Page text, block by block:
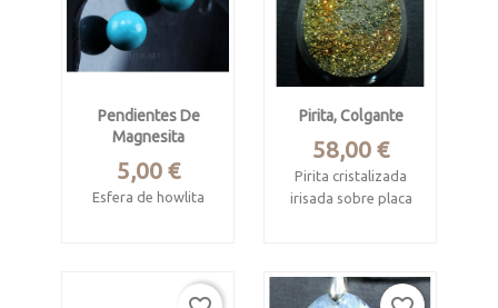
Pendientes De
Magnesita
Precio
5,00 €
Esfera de howlita
Enganche (tipo
Pirita, Colgante
Precio
58,00 €
Pirita cristalizada
irisada sobre placa
Pieza de 3 x 2 x 0.6